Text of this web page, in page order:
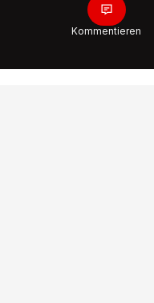
Kommentieren